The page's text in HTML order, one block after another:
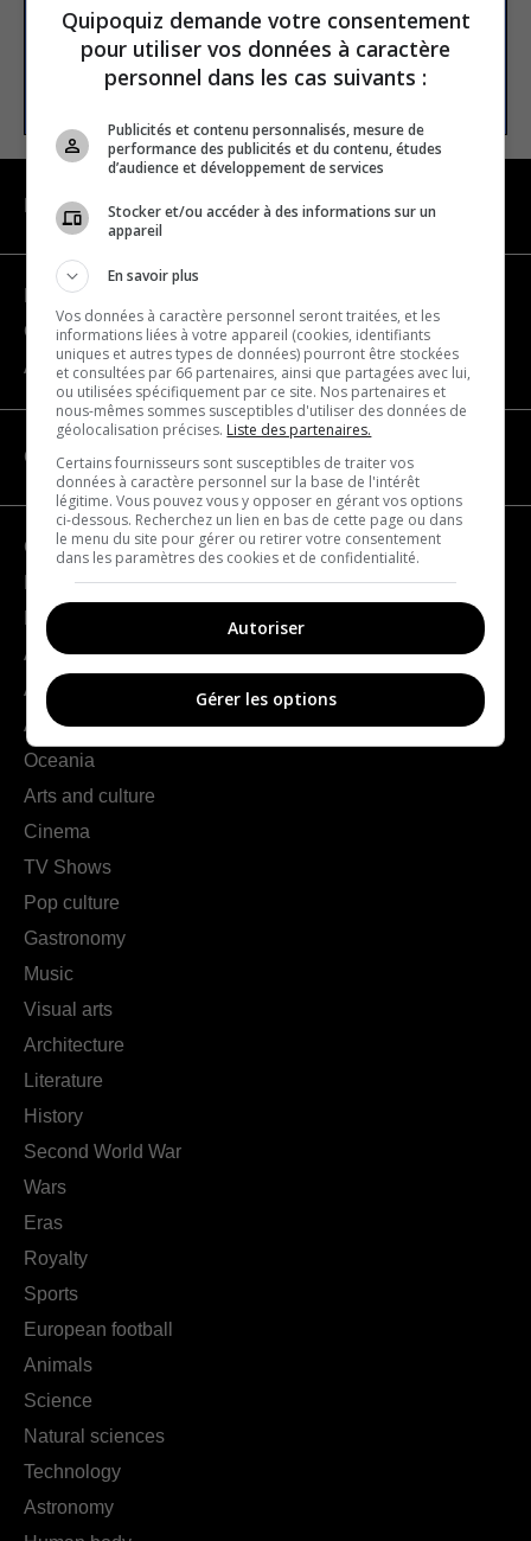
SUBSCRIBE
NAVIGATION
Become a partner
Contact us
About us
CATEGORIES
Geography
France
Europe
Americas
Asia
Africa
Oceania
Arts and culture
Cinema
TV Shows
Pop culture
Gastronomy
Music
Visual arts
Architecture
Literature
History
Second World War
Wars
Eras
Royalty
Sports
European football
Animals
Science
Natural sciences
Technology
Astronomy
Quipoquiz demande votre consentement
pour utiliser vos données à caractère
personnel dans les cas suivants :
Publicités et contenu personnalisés, mesure de
performance des publicités et du contenu, études
d’audience et développement de services
Stocker et/ou accéder à des informations sur un
appareil
En savoir plus
Vos données à caractère personnel seront traitées, et les
informations liées à votre appareil (cookies, identifiants
uniques et autres types de données) pourront être stockées
et consultées par 66 partenaires, ainsi que partagées avec lui,
ou utilisées spécifiquement par ce site. Nos partenaires et
nous-mêmes sommes susceptibles d'utiliser des données de
géolocalisation précises. Liste des partenaires.
Certains fournisseurs sont susceptibles de traiter vos
données à caractère personnel sur la base de l'intérêt
légitime. Vous pouvez vous y opposer en gérant vos options
ci-dessous. Recherchez un lien en bas de cette page ou dans
le menu du site pour gérer ou retirer votre consentement
dans les paramètres des cookies et de confidentialité.
Autoriser
Gérer les options